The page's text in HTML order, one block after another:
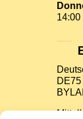
14:00